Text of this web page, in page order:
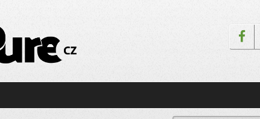
Apple e-
žádné